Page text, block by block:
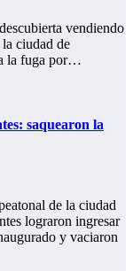
vendiendo
ciudad de
la fuga por…
saquearon la
de la ciudad
lograron ingresar
y vaciaron